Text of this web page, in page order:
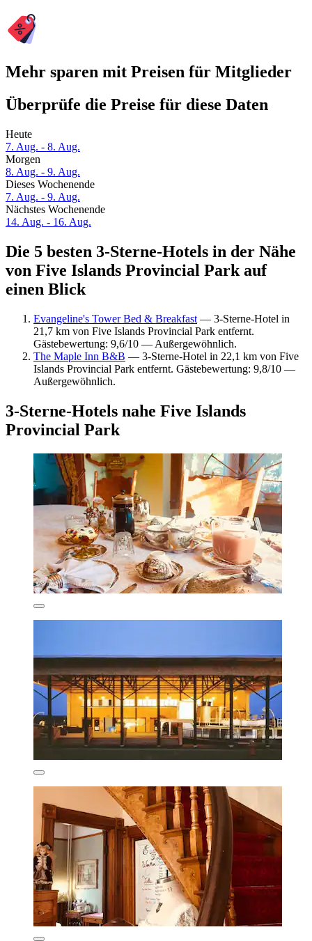
Mehr sparen mit Preisen für Mitglieder
Überprüfe die Preise für diese Daten
Heute
7. Aug. - 8. Aug.
Morgen
8. Aug. - 9. Aug.
Dieses Wochenende
7. Aug. - 9. Aug.
Nächstes Wochenende
14. Aug. - 16. Aug.
Die 5 besten 3-Sterne-Hotels in der Nähe
von Five Islands Provincial Park auf
einen Blick
Evangeline's Tower Bed & Breakfast — 3-Sterne-Hotel in
21,7 km von Five Islands Provincial Park entfernt.
Gästebewertung: 9,6/10 — Außergewöhnlich.
The Maple Inn B&B — 3-Sterne-Hotel in 22,1 km von Five
Islands Provincial Park entfernt. Gästebewertung: 9,8/10 —
Außergewöhnlich.
3-Sterne-Hotels nahe Five Islands
Provincial Park